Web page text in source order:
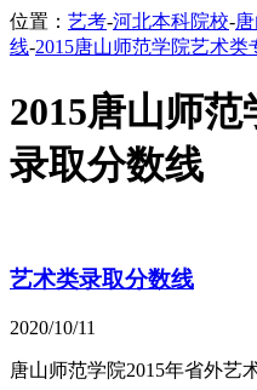
位置： 艺考-河北本科院校-
线-2015唐山师范学院艺术类
2015唐山师
录取分数线
艺术类录取分数线
2020/10/11
唐山师范学院2015年省外艺